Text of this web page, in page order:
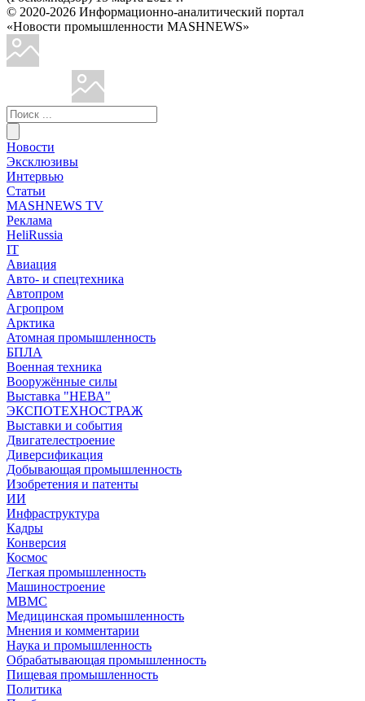
© 2020-2026 Информационно-аналитический портал
«Новости промышленности MASHNEWS»
Новости
Эксклюзивы
Интервью
Статьи
MASHNEWS TV
Реклама
HeliRussia
IT
Авиация
Авто- и спецтехника
Автопром
Агропром
Арктика
Атомная промышленность
БПЛА
Военная техника
Вооружённые силы
Выставка "НЕВА"
ЭКСПОТЕХНОСТРАЖ
Выставки и события
Двигателестроение
Диверсификация
Добывающая промышленность
Изобретения и патенты
ИИ
Инфраструктура
Кадры
Конверсия
Космос
Легкая промышленность
Машиностроение
МВМС
Медицинская промышленность
Мнения и комментарии
Наука и промышленность
Обрабатывающая промышленность
Пищевая промышленность
Политика